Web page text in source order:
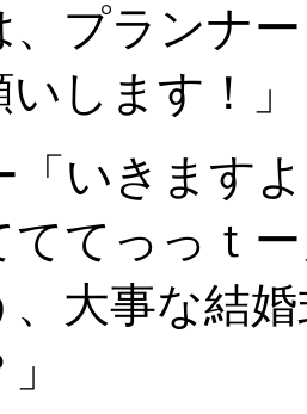
、プランナ
します！」
「いきます
ててっっｔ
、大事な結